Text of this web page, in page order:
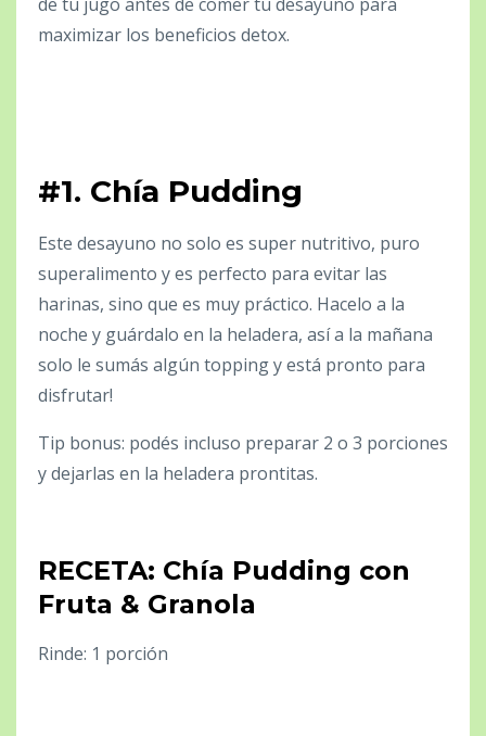
maximizar los beneficios detox.
#1. Chía Pudding
Este desayuno no solo es super nutritivo, puro
superalimento y es perfecto para evitar las
harinas, sino que es muy práctico. Hacelo a la
noche y guárdalo en la heladera, así a la mañana
solo le sumás algún topping y está pronto para
disfrutar!
Tip bonus: podés incluso preparar 2 o 3 porciones
y dejarlas en la heladera prontitas.
RECETA: Chía Pudding con
Fruta & Granola
Rinde: 1 porción